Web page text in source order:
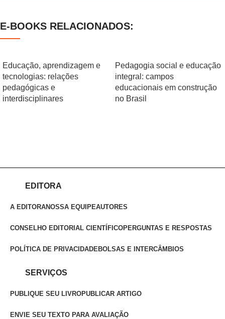
E-BOOKS RELACIONADOS:
Educação, aprendizagem e
tecnologias: relações
pedagógicas e
interdisciplinares
Pedagogia social e educação
integral: campos
educacionais em construção
no Brasil
EDITORA
A EDITORANOSSA EQUIPEAUTORES
CONSELHO EDITORIAL CIENTÍFICOPERGUNTAS E RESPOSTAS
POLÍTICA DE PRIVACIDADEBOLSAS E INTERCÂMBIOS
SERVIÇOS
PUBLIQUE SEU LIVROPUBLICAR ARTIGO
ENVIE SEU TEXTO PARA AVALIAÇÃO